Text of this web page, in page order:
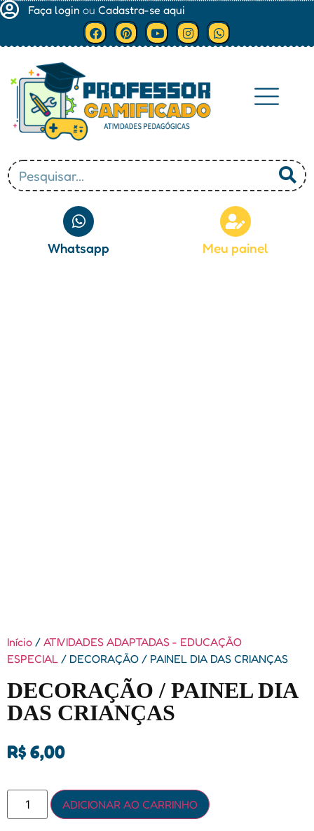
Faça login ou Cadastra-se aqui
Whatsapp Meu painel
Início / ATIVIDADES ADAPTADAS - EDUCAÇÃO
ESPECIAL / DECORAÇÃO / PAINEL DIA DAS CRIANÇAS
DECORAÇÃO / PAINEL DIA
DAS CRIANÇAS
R$6,00
ADICIONAR AO CARRINHO